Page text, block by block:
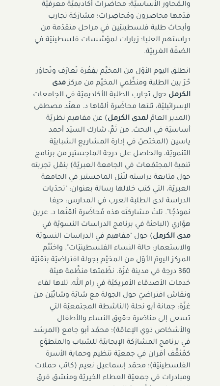
والـمَحاور الأساسيّة: محاضَرات أكاديميّة معرفيّة
قدّمها محاضرون ومُحاضِرات؛ مشارَكة تجارب
وأبحاث طلبة فلسطينيّين في مراحل متقدّمة من
دراستهم العليا؛ زيارات لمؤسَّسات فلسطينيّة في
الضفّة الغربيّة.
انطلق اليوم الأوّل من المخيَّم بفِقْرة تَعارُف وتَحاوُر
حُرّ بين الطلبة ومنظِّمي المخيَّم من مركزمدى
الكرمل حول تجارب الطلبة الأكاديميّة في الجامعات
الإسرائيليّة، تلتها محاضَرة ألقاها د. مهنّد مصطفى
(المدير العامّ لمدى الكرمل) عن مفاهيم نظريّة
أساسيّة في البحث. من ثَمَّ، شارك السيّد أحمد
ياسين (المختصّ في إدارة المشاريع الشبابيّة
التنمويّة، والحاصل على درجة الماجستير من برنامج
تنمية المجتمَعات في الجامعة العبريّة) بنقل تجربته
حول متابعة دراسته لنَيْل الماجستير في الجامعة
العبريّة، التي كتب خلالها رسالة بعنوان: "تحدّيات
الدراسة لدى الطلبة العرب في المدارس: حيفا
نموذجًا". تلتْ مشاركتَه هذه مُحاضَرة ألقتْها د. عرين
هوّاري (الباحثة في برنامج الدراسات النسويّة في
مدى الكرمل) حول "مفاهيم في الدراسات النسويّة
والاستعمار: حالة النساء الفلسطينيّات". واختَتَم
المركز اليومَ الأوّل من المخيَّم بجولة افتراضيّة بتقنيّة
360 درجة في مدينة غزّة، نظّمتها منظَّمة هيئة
خدمات الأصدقاء الأمريكيّة في رام الله، تلاها لقاء
ونقاش افتراضيّ حول الجولة مع شابّة وشابَّيْن من
غزّة: جمانة أبو نحلة (الناشطة المجتمعيّة التي
تسعى إلى مناصَرة حقوق النساء والأطفال
والأشخاص ذوي الإعاقة)؛ محمّد أبو جامع (المرشد
في برنامج المشارَكة الإيجابيّة للشباب والمتطوّع
كمُثقِّف أقران في جمعيّة تنظيم وحماية الأسرة
الفلسطينيّة)؛ محمّد إسماعيل نعيم (كاتب حملات
ومبادرات في جمعيّة العطاء الخيريّة ومنسّق فرق